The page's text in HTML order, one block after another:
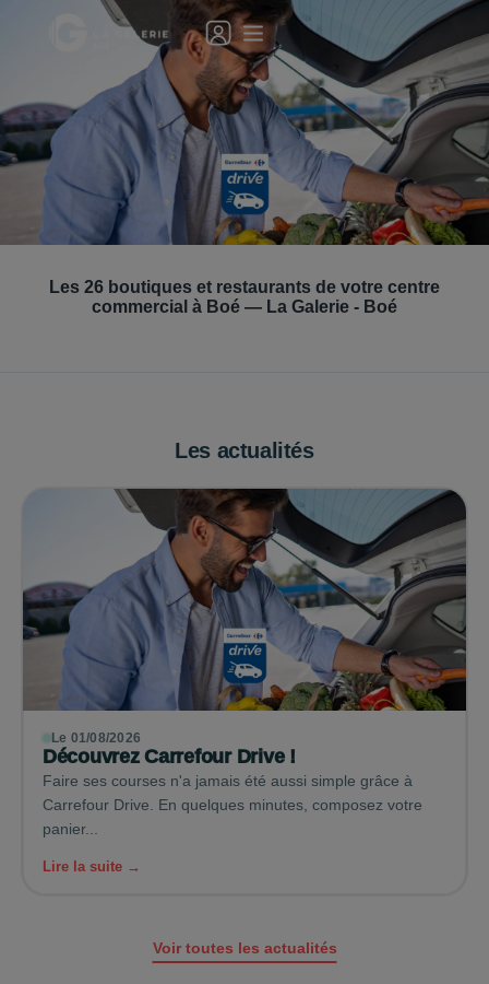
Je découvre
Les 26 boutiques et restaurants de votre centre
commercial à Boé — La Galerie - Boé
Les actualités
Le 01/08/2026
Découvrez Carrefour Drive !
Faire ses courses n'a jamais été aussi simple grâce à
Carrefour Drive. En quelques minutes, composez votre
panier...
Lire la suite →
Voir toutes les actualités